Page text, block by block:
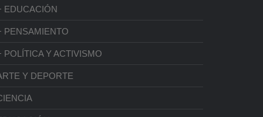
EDUCACIÓN
PENSAMIENTO
POLÍTICA Y ACTIVISMO
Y DEPORTE